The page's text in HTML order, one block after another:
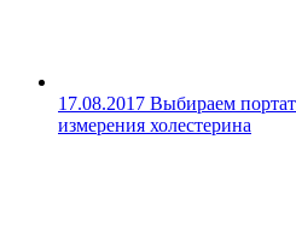
17.08.2017 Выбираем
измерения холестерина